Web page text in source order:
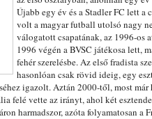
Újabb egy év és a Stadler FC lett a
volt a magyar futball utolsó nagy
válogatott csapatának, az 1996-
1996 végén a BVSC játékosa lett,
fehér szerelésbe. Az első fradista
hasonlóan csak rövid ideig, egy
igazolt. Aztán 2000-től, most
felé vette az irányt, ahol két
harmadszor, azóta folyamatosan a